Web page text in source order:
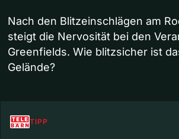
Nach den Blitzeinschlägen am
steigt die Nervosität bei den
Greenfields. Wie blitzsicher ist
Gelände?
TIPP